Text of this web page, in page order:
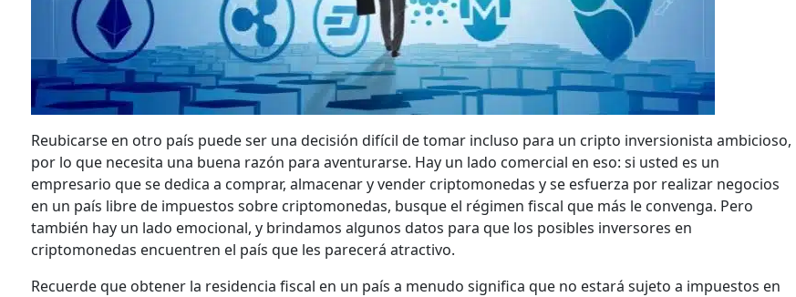
Reubicarse en otro país puede ser una decisión difícil de tomar incluso para un cripto inversionista ambicioso,
por lo que necesita una buena razón para aventurarse. Hay un lado comercial en eso: si usted es un
empresario que se dedica a comprar, almacenar y vender criptomonedas y se esfuerza por realizar negocios
en un país libre de impuestos sobre criptomonedas, busque el régimen fiscal que más le convenga. Pero
también hay un lado emocional, y brindamos algunos datos para que los posibles inversores en
criptomonedas encuentren el país que les parecerá atractivo.
Recuerde que obtener la residencia fiscal en un país a menudo significa que no estará sujeto a impuestos en